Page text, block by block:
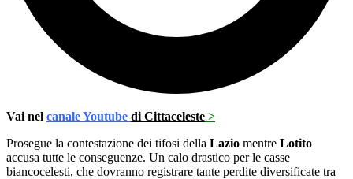
Vai nel canale Youtube di Cittaceleste >
Prosegue la contestazione dei tifosi della Lazio mentre Lotito
accusa tutte le conseguenze. Un calo drastico per le casse
biancocelesti, che dovranno registrare tante perdite diversificate tra